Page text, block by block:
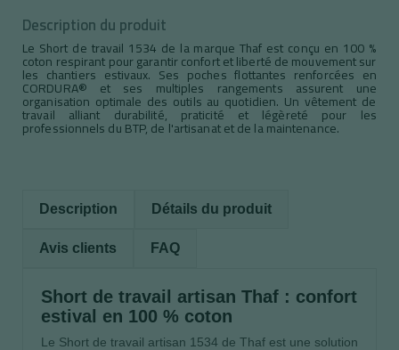
Description du produit
Le Short de travail 1534 de la marque Thaf est conçu en 100 %
coton respirant pour garantir confort et liberté de mouvement sur
les chantiers estivaux. Ses poches flottantes renforcées en
CORDURA® et ses multiples rangements assurent une
organisation optimale des outils au quotidien. Un vêtement de
travail alliant durabilité, praticité et légèreté pour les
professionnels du BTP, de l'artisanat et de la maintenance.
Description Détails du produit
Avis clients FAQ
Short de travail artisan Thaf : confort
estival en 100 % coton
Le Short de travail artisan 1534 de Thaf est une solution